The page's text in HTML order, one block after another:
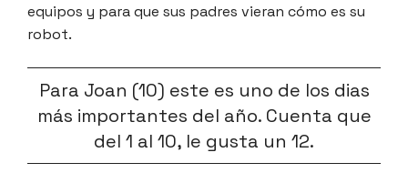
equipos y para que sus padres vieran cómo es su
robot.
Para Joan (10) este es uno de los dias
más importantes del año. Cuenta que
del 1 al 10, le gusta un 12.